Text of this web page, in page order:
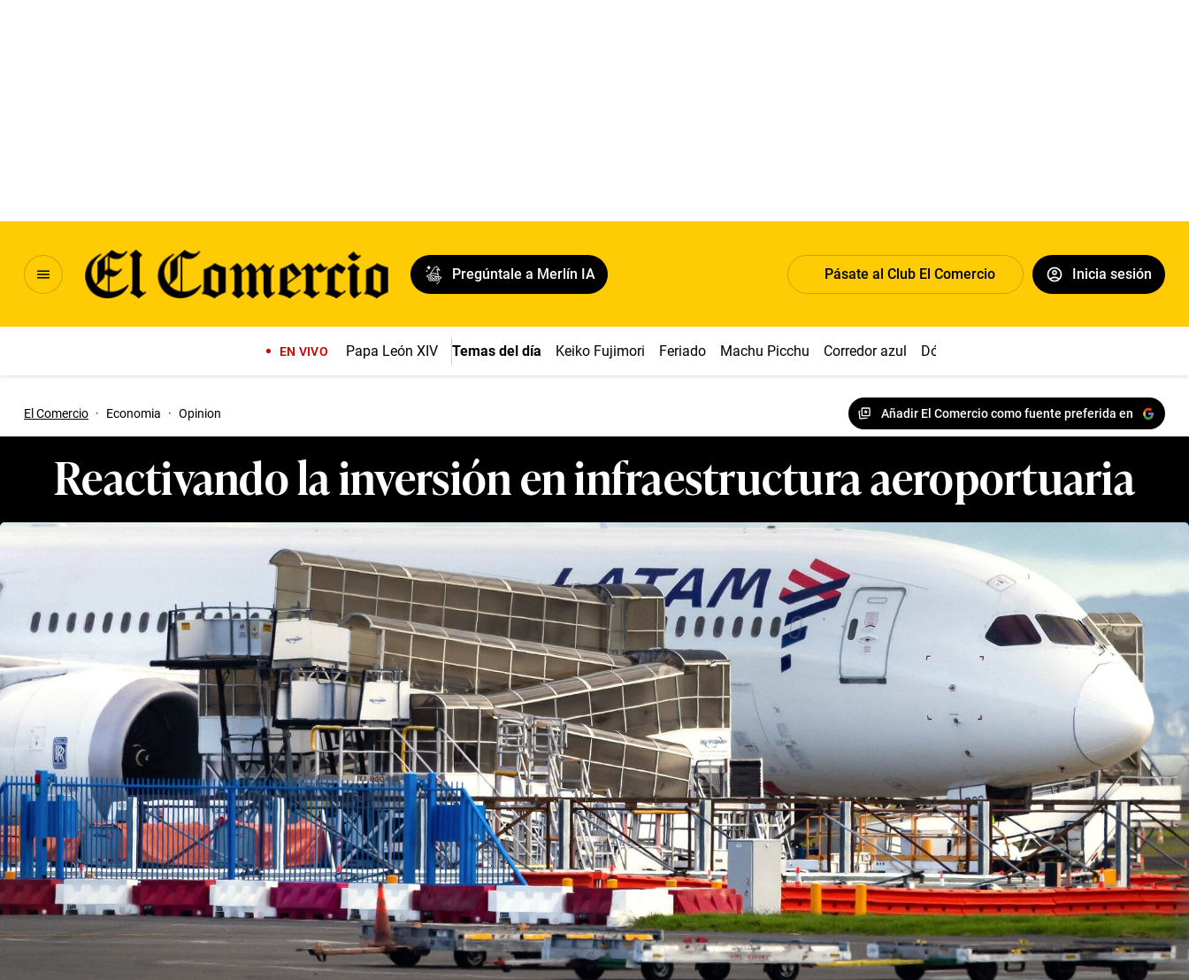
Pregúntale a Merlín IA Pásate al Club El Comercio Inicia sesión
EN VIVO Papa León XIV Temas del día Keiko Fujimori Feriado Machu Picchu Corredor azul Dólar
El Comercio · Economia · Opinion Añadir El Comercio como fuente preferida en
Reactivando la inversión en infraestructura aeroportuaria